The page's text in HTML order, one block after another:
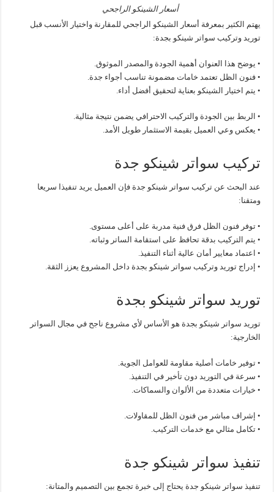
أسعار الشينكو الراجحي
يهتم الكثير بمعرفة أسعار الشينكو الراجحي للمقارنة واختيار الأنسب قبل
توريد وتركيب سواتر شينكو بجدة:
• يوضح هذا العنوان أهمية الجودة والمصدر الموثوق.
• فنون الظل تعتمد خامات مضمونة تناسب أجواء جدة.
• يتم اختيار الشينكو بعناية لتحقيق أفضل أداء.
• الربط بين الجودة والتركيب الاحترافي يضمن نتيجة مثالية.
• يعكس وعي العميل بقيمة الاستثمار طويل الأمد.
تركيب سواتر شينكو جدة
عند البحث عن تركيب سواتر شينكو جدة فإن العميل يريد تنفيذا سريعا
ومتقنا:
• توفر فنون الظل فرق فنية مدربة على أعلى مستوى.
• يتم التركيب بدقة تحافظ على استقامة الساتر وثباته.
• اعتماد معايير أمان عالية أثناء التنفيذ.
• إدراج توريد وتركيب سواتر شينكو بجدة داخل المشروع يعزز الثقة.
توريد سواتر شينكو بجدة
توريد سواتر شينكو بجدة هو الأساس لأي مشروع ناجح في مجال السواتر
الخارجية:
• توفير خامات أصلية مقاومة للعوامل الجوية.
• سرعة في التوريد دون تأخير في التنفيذ.
• خيارات متعددة من الألوان والسماكات.
• إشراف مباشر من فنون الظل للمقاولات.
• تكامل مثالي مع خدمات التركيب.
تنفيذ سواتر شينكو جدة
تنفيذ سواتر شينكو جدة يحتاج إلى خبرة تجمع بين التصميم والمتانة: